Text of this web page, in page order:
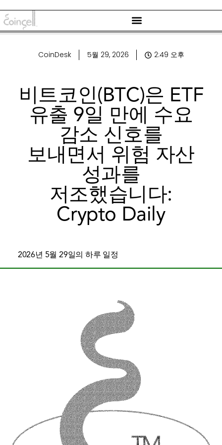
CoinDesk 5월 29, 2026 2:49 오후
비트코인(BTC)은 ETF
유출 9일 만에 수요
감소 신호를
보내면서 위험 자산
성과를
저조했습니다:
Crypto Daily
2026년 5월 29일의 하루 일정